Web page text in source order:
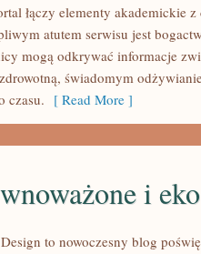
łączy elementy akademickie
atutem serwisu jest
mogą odkrywać informacje
świadomym
czasu. [ Read More ]
i
to nowoczesny blog